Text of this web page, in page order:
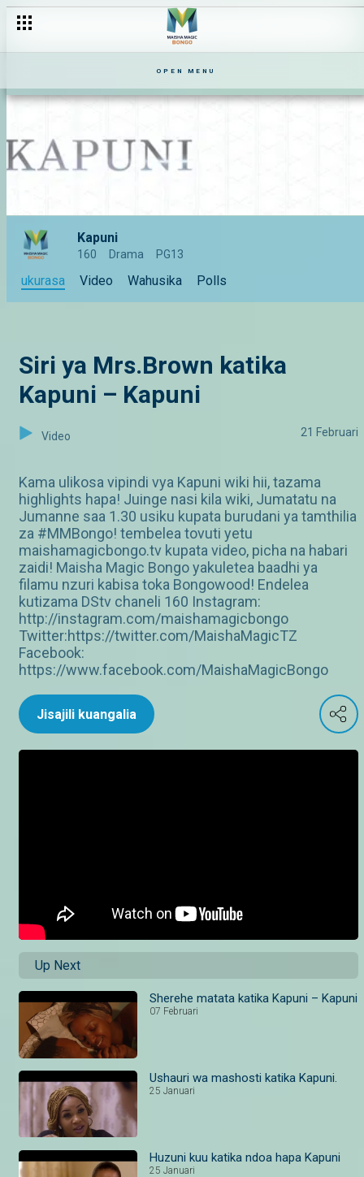
OPEN MENU
Kapuni
160 Drama PG13
ukurasa Video Wahusika Polls
Siri ya Mrs.Brown katika
Kapuni – Kapuni
Video 21 Februari
Kama ulikosa vipindi vya Kapuni wiki hii, tazama
highlights hapa! Juinge nasi kila wiki, Jumatatu na
Jumanne saa 1.30 usiku kupata burudani ya tamthilia
za #MMBongo! tembelea tovuti yetu
maishamagicbongo.tv kupata video, picha na habari
zaidi! Maisha Magic Bongo yakuletea baadhi ya
filamu nzuri kabisa toka Bongowood! Endelea
kutizama DStv chaneli 160 Instagram:
http://instagram.com/maishamagicbongo
Twitter:https://twitter.com/MaishaMagicTZ
Facebook:
https://www.facebook.com/MaishaMagicBongo
Jisajili kuangalia
Up Next
Sherehe matata katika Kapuni – Kapuni
07 Februari
Ushauri wa mashosti katika Kapuni.
25 Januari
Huzuni kuu katika ndoa hapa Kapuni
25 Januari